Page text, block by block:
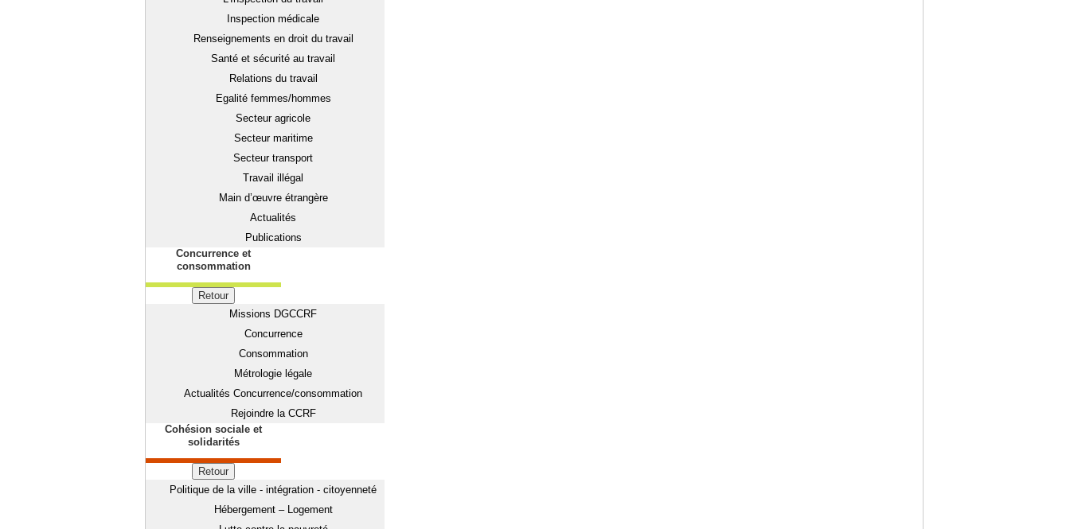
Inspection médicale
Renseignements en droit du travail
Santé et sécurité au travail
Relations du travail
Egalité femmes/hommes
Secteur agricole
Secteur maritime
Secteur transport
Travail illégal
Main d’œuvre étrangère
Actualités
Publications
Concurrence et
consommation
Retour
Missions DGCCRF
Concurrence
Consommation
Métrologie légale
Actualités Concurrence/consommation
Rejoindre la CCRF
Cohésion sociale et
solidarités
Retour
Politique de la ville - intégration - citoyenneté
Hébergement – Logement